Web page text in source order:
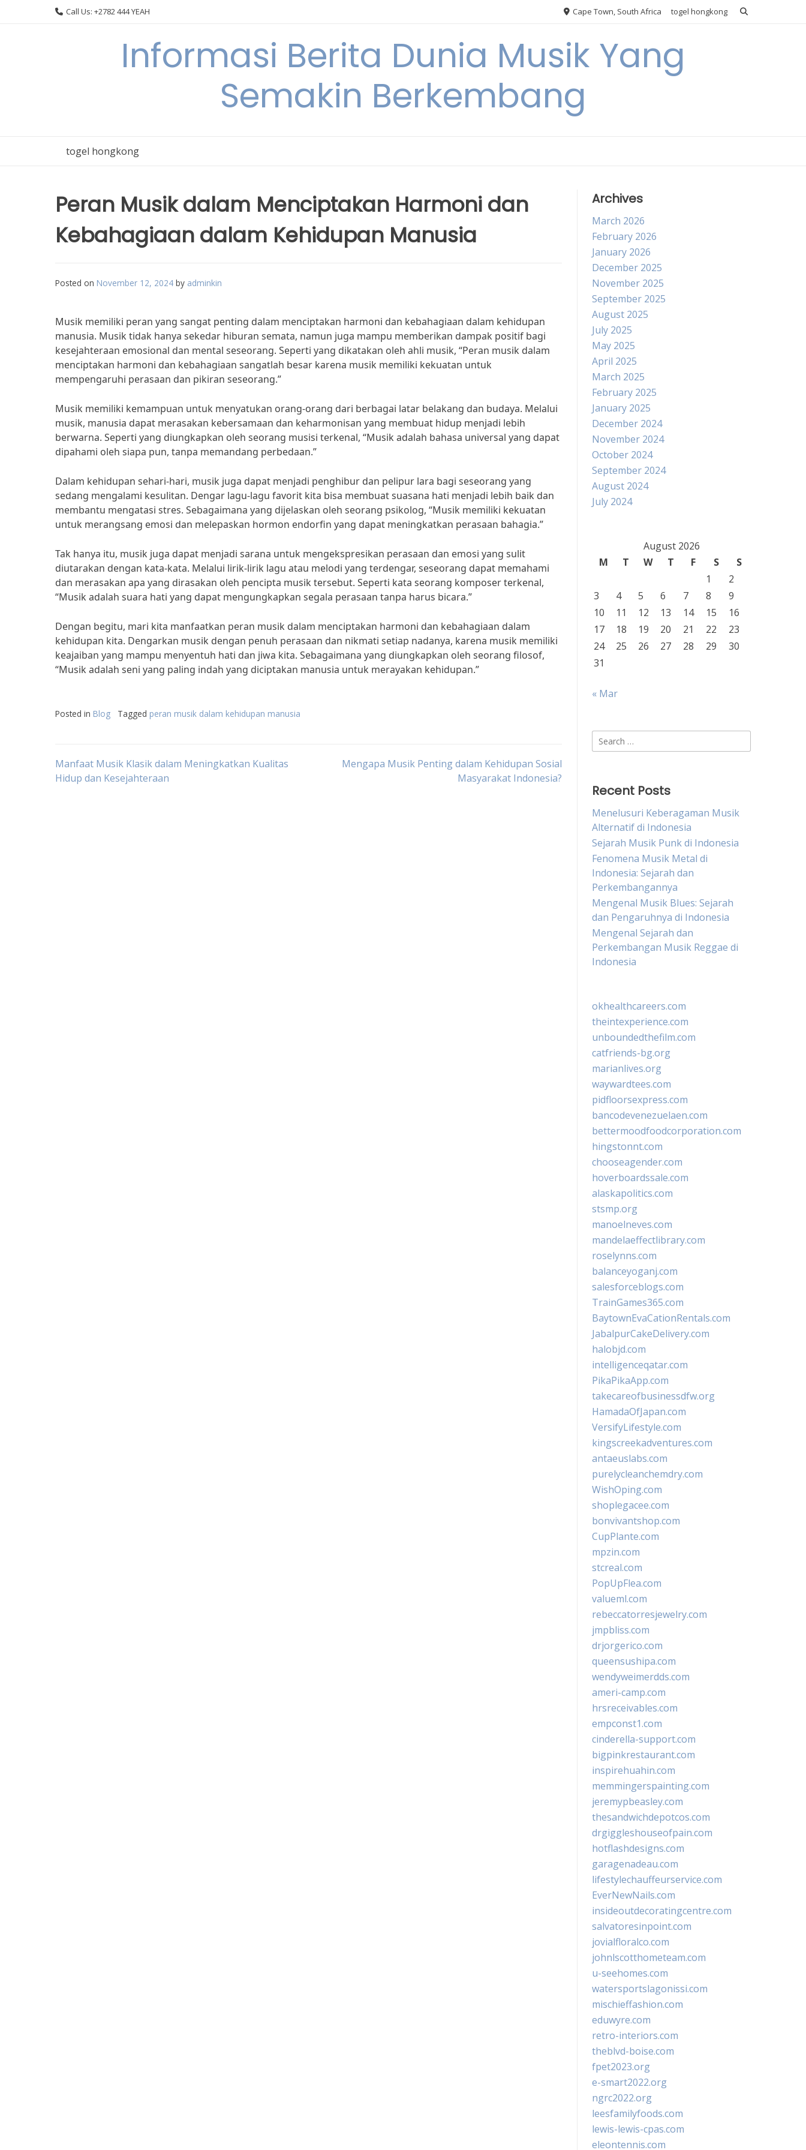
Call Us: +2782 444 YEAH Cape Town, South Africa togel hongkong
Informasi Berita Dunia Musik Yang
Semakin Berkembang
togel hongkong
Peran Musik dalam Menciptakan Harmoni dan
Kebahagiaan dalam Kehidupan Manusia
Posted on November 12, 2024 by adminkin
Musik memiliki peran yang sangat penting dalam menciptakan harmoni dan kebahagiaan dalam kehidupan
manusia. Musik tidak hanya sekedar hiburan semata, namun juga mampu memberikan dampak positif bagi
kesejahteraan emosional dan mental seseorang. Seperti yang dikatakan oleh ahli musik, “Peran musik dalam
menciptakan harmoni dan kebahagiaan sangatlah besar karena musik memiliki kekuatan untuk
mempengaruhi perasaan dan pikiran seseorang.”
Musik memiliki kemampuan untuk menyatukan orang-orang dari berbagai latar belakang dan budaya. Melalui
musik, manusia dapat merasakan kebersamaan dan keharmonisan yang membuat hidup menjadi lebih
berwarna. Seperti yang diungkapkan oleh seorang musisi terkenal, “Musik adalah bahasa universal yang dapat
dipahami oleh siapa pun, tanpa memandang perbedaan.”
Dalam kehidupan sehari-hari, musik juga dapat menjadi penghibur dan pelipur lara bagi seseorang yang
sedang mengalami kesulitan. Dengar lagu-lagu favorit kita bisa membuat suasana hati menjadi lebih baik dan
membantu mengatasi stres. Sebagaimana yang dijelaskan oleh seorang psikolog, “Musik memiliki kekuatan
untuk merangsang emosi dan melepaskan hormon endorfin yang dapat meningkatkan perasaan bahagia.”
Tak hanya itu, musik juga dapat menjadi sarana untuk mengekspresikan perasaan dan emosi yang sulit
diutarakan dengan kata-kata. Melalui lirik-lirik lagu atau melodi yang terdengar, seseorang dapat memahami
dan merasakan apa yang dirasakan oleh pencipta musik tersebut. Seperti kata seorang komposer terkenal,
“Musik adalah suara hati yang dapat mengungkapkan segala perasaan tanpa harus bicara.”
Dengan begitu, mari kita manfaatkan peran musik dalam menciptakan harmoni dan kebahagiaan dalam
kehidupan kita. Dengarkan musik dengan penuh perasaan dan nikmati setiap nadanya, karena musik memiliki
keajaiban yang mampu menyentuh hati dan jiwa kita. Sebagaimana yang diungkapkan oleh seorang filosof,
“Musik adalah seni yang paling indah yang diciptakan manusia untuk merayakan kehidupan.”
Posted in Blog Tagged peran musik dalam kehidupan manusia
Post
Manfaat Musik Klasik dalam Meningkatkan Kualitas
Hidup dan Kesejahteraan
Mengapa Musik Penting dalam Kehidupan Sosial
Masyarakat Indonesia?
Archives
March 2026
February 2026
January 2026
December 2025
November 2025
September 2025
August 2025
July 2025
May 2025
April 2025
March 2025
February 2025
January 2025
December 2024
November 2024
October 2024
September 2024
August 2024
July 2024
August 2026
M
T W T F S
S
1
2
3
4 5 6 7 8
9
10
11 12 13 14 15
16
17
18 19 20 21 22
23
24
25 26 27 28 29
30
31
« Mar
Search
for:
Recent Posts
Menelusuri Keberagaman Musik
Alternatif di Indonesia
Sejarah Musik Punk di Indonesia
Fenomena Musik Metal di
Indonesia: Sejarah dan
Perkembangannya
Mengenal Musik Blues: Sejarah
dan Pengaruhnya di Indonesia
Mengenal Sejarah dan
Perkembangan Musik Reggae di
Indonesia
okhealthcareers.com
theintexperience.com
unboundedthefilm.com
catfriends-bg.org
marianlives.org
waywardtees.com
pidfloorsexpress.com
bancodevenezuelaen.com
bettermoodfoodcorporation.com
hingstonnt.com
chooseagender.com
hoverboardssale.com
alaskapolitics.com
stsmp.org
manoelneves.com
mandelaeffectlibrary.com
roselynns.com
balanceyoganj.com
salesforceblogs.com
TrainGames365.com
BaytownEvaCationRentals.com
JabalpurCakeDelivery.com
halobjd.com
intelligenceqatar.com
PikaPikaApp.com
takecareofbusinessdfw.org
HamadaOfJapan.com
VersifyLifestyle.com
kingscreekadventures.com
antaeuslabs.com
purelycleanchemdry.com
WishOping.com
shoplegacee.com
bonvivantshop.com
CupPlante.com
mpzin.com
stcreal.com
PopUpFlea.com
valueml.com
rebeccatorresjewelry.com
jmpbliss.com
drjorgerico.com
queensushipa.com
wendyweimerdds.com
ameri-camp.com
hrsreceivables.com
empconst1.com
cinderella-support.com
bigpinkrestaurant.com
inspirehuahin.com
memmingerspainting.com
jeremypbeasley.com
thesandwichdepotcos.com
drgiggleshouseofpain.com
hotflashdesigns.com
garagenadeau.com
lifestylechauffeurservice.com
EverNewNails.com
insideoutdecoratingcentre.com
salvatoresinpoint.com
jovialfloralco.com
johnlscotthometeam.com
u-seehomes.com
watersportslagonissi.com
mischieffashion.com
eduwyre.com
retro-interiors.com
theblvd-boise.com
fpet2023.org
e-smart2022.org
ngrc2022.org
leesfamilyfoods.com
lewis-lewis-cpas.com
eleontennis.com